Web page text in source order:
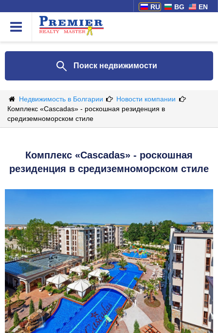
RU BG EN
Поиск недвижимости
Недвижимость в Болгарии
Новости компании
Комплекс «Cascadas» - роскошная резиденция в
средиземноморском стиле
Комплекс «Cascadas» - роскошная
резиденция в средиземноморском стиле